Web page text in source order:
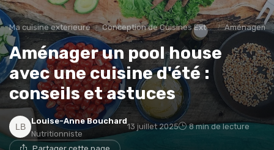
Ma cuisine exterieure Conception de Cuisines Extérieures
Aménager un pool house
avec une cuisine d'été :
conseils et astuces
Louise-Anne Bouchard
Nutritionniste
13 juillet 2025 8 min de lecture